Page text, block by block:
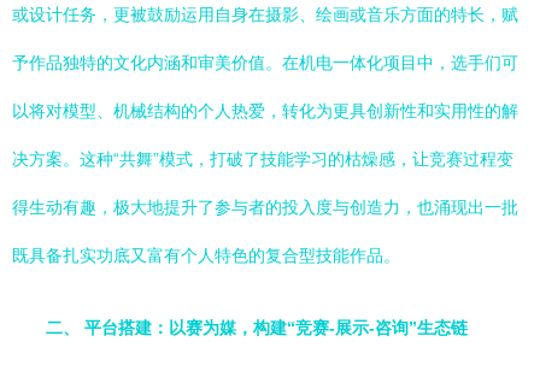
或设计任务，更被鼓励运用自身在摄影、绘画或音乐方面的特长，赋
予作品独特的文化内涵和审美价值。在机电一体化项目中，选手们可
以将对模型、机械结构的个人热爱，转化为更具创新性和实用性的解
决方案。这种“共舞”模式，打破了技能学习的枯燥感，让竞赛过程变
得生动有趣，极大地提升了参与者的投入度与创造力，也涌现出一批
既具备扎实功底又富有个人特色的复合型技能作品。
二、 平台搭建：以赛为媒，构建“竞赛-展示-咨询”生态链